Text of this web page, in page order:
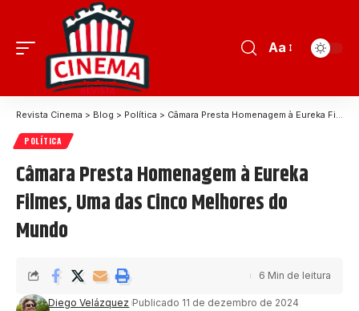
Aa
Revista Cinema > Blog > Política > Câmara Presta Homenagem à Eureka Filmes, Uma das Cinco Melhores do Mundo
POLÍTICA
Câmara Presta Homenagem à Eureka
Filmes, Uma das Cinco Melhores do
Mundo
Diego Velázquez Publicado 11 de dezembro de 2024
6 Min de leitura